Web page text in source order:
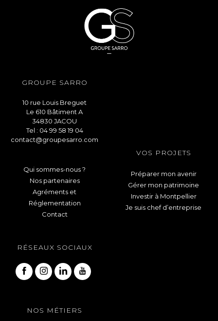
GROUPE SARRO
10 rue Louis Breguet
Le 610 Bâtiment A
34830 JACOU
Tel : 04 99 58 19 04
contact@groupesarro.com
Qui sommes-nous ?
Nos partenaires
Agréments et
Réglementation
Contact
RÉSEAUX SOCIAUX
VOS PROJETS
Préparer mon avenir
Gérer mon patrimoine
Investir à Montpellier
Je suis chef d’entreprise
NOS MÉTIERS